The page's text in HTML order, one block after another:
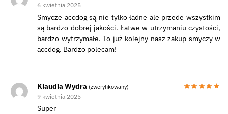
6 kwietnia 2025
Smycze accdog są nie tylko ładne ale przede wszystkim
są bardzo dobrej jakości. Łatwe w utrzymaniu czystości,
bardzo wytrzymałe. To już kolejny nasz zakup smyczy w
accdog. Bardzo polecam!
Klaudia Wydra (zweryfikowany)
9 kwietnia 2025
Super